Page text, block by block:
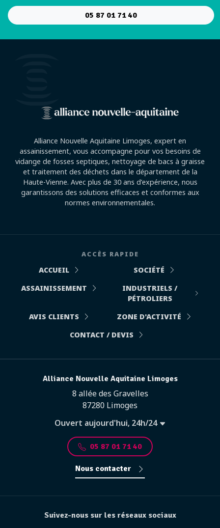
05 87 01 71 40
Alliance Nouvelle Aquitaine Limoges, expert en
assainissement, vous accompagne pour vos besoins de
vidange de fosses septiques, nettoyage de bacs à graisse
et traitement des déchets dans le département de la
Haute-Vienne. Avec plus de 30 ans d’expérience, nous
garantissons des solutions efficaces et conformes aux
normes environnementales.
ACCÈS RAPIDE
ACCUEIL
SOCIÉTÉ
ASSAINISSEMENT
INDUSTRIELS /
PÉTROLIERS
AVIS CLIENTS
ZONE D'ACTIVITÉ
CONTACT / DEVIS
Alliance Nouvelle Aquitaine Limoges
8 allée des Gravelles
87280 Limoges
Ouvert aujourd'hui, 24h/24
05 87 01 71 40
Nous contacter
Suivez-nous sur les réseaux sociaux